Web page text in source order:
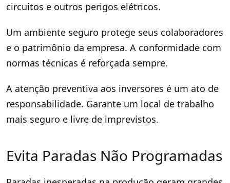
circuitos e outros perigos elétricos.
Um ambiente seguro protege seus colaboradores
e o patrimônio da empresa. A conformidade com
normas técnicas é reforçada sempre.
A atenção preventiva aos inversores é um ato de
responsabilidade. Garante um local de trabalho
mais seguro e livre de imprevistos.
Evita Paradas Não Programadas